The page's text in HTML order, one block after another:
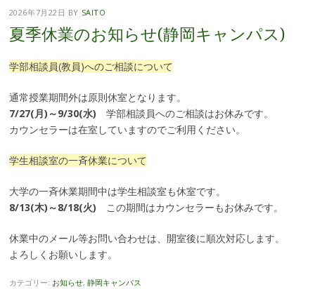
2026年7月22日 BY SAITO
夏季休業のお知らせ(静岡キャンパス)
学部相談員(教員)へのご相談について
通常授業期間外は原則休室となります。
7/27(月)～9/30(水) 学部相談員へのご相談はお休みです。
カウンセラーは在室していますのでご利用ください。
学生相談室の一斉休業について
大学の一斉休業期間中は学生相談室も休室です。
8/13(木)～8/18(火) この期間はカウンセラーもお休みです。
休業中のメール等お問い合わせは、開室後に順次対応します。
よろしくお願いします。
カテゴリー: お知らせ, 静岡キャンパス